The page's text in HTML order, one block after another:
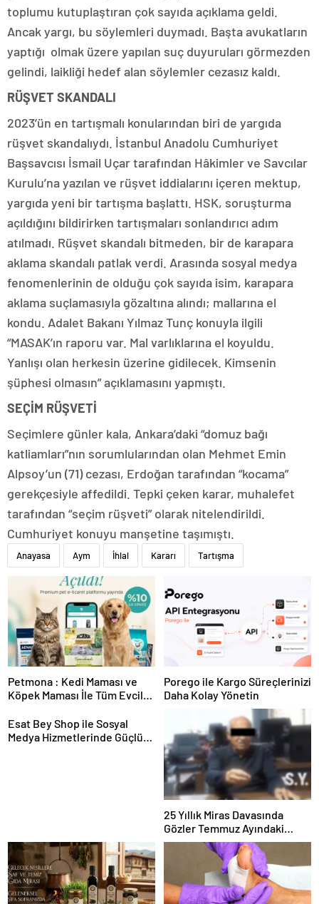
toplumu kutuplaştıran çok sayıda açıklama geldi.
Ancak yargı, bu söylemleri duymadı. Başta avukatların
yaptığı olmak üzere yapılan suç duyuruları görmezden
gelindi, laikliği hedef alan söylemler cezasız kaldı.
RÜŞVET SKANDALI
2023’ün en tartışmalı konularından biri de yargıda
rüşvet skandalıydı. İstanbul Anadolu Cumhuriyet
Başsavcısı İsmail Uçar tarafından Hâkimler ve Savcılar
Kurulu’na yazılan ve rüşvet iddialarını içeren mektup,
yargıda yeni bir tartışma başlattı. HSK, soruşturma
açıldığını bildirirken tartışmaları sonlandırıcı adım
atılmadı. Rüşvet skandalı bitmeden, bir de karapara
aklama skandalı patlak verdi. Arasında sosyal medya
fenomenlerinin de olduğu çok sayıda isim, karapara
aklama suçlamasıyla gözaltına alındı; mallarına el
kondu. Adalet Bakanı Yılmaz Tunç konuyla ilgili
“MASAK’ın raporu var. Mal varlıklarına el koyuldu.
Yanlışı olan herkesin üzerine gidilecek. Kimsenin
şüphesi olmasın” açıklamasını yapmıştı.
SEÇİM RÜŞVETİ
Seçimlere günler kala, Ankara’daki “domuz bağı
katliamları”nın sorumlularından olan Mehmet Emin
Alpsoy’un (71) cezası, Erdoğan tarafından “kocama”
gerekçesiyle affedildi. Tepki çeken karar, muhalefet
tarafından “seçim rüşveti” olarak nitelendirildi.
Cumhuriyet konuyu manşetine taşımıştı.
Anayasa Aym İhlal Kararı Tartışma
Petmona : Kedi Maması ve
Köpek Maması İle Tüm Evcil
Porego ile Kargo Süreçlerinizi
Daha Kolay Yönetin
Esat Bey Shop ile Sosyal
Medya Hizmetlerinde Güçlü
25 Yıllık Miras Davasında
Gözler Temmuz Ayındaki
Karar Duruşmasına Çevrildi